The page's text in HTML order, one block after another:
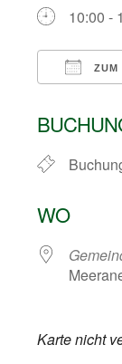
10:00 -
ZUM
WO
Karte nicht